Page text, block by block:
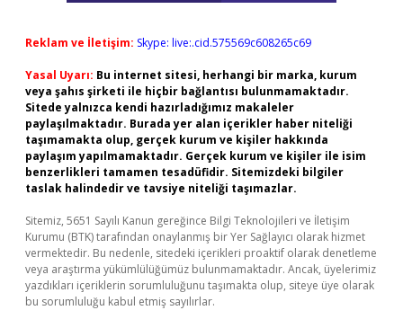
Reklam ve İletişim: Skype: live:.cid.575569c608265c69
Yasal Uyarı: Bu internet sitesi, herhangi bir marka, kurum
veya şahıs şirketi ile hiçbir bağlantısı bulunmamaktadır.
Sitede yalnızca kendi hazırladığımız makaleler
paylaşılmaktadır. Burada yer alan içerikler haber niteliği
taşımamakta olup, gerçek kurum ve kişiler hakkında
paylaşım yapılmamaktadır. Gerçek kurum ve kişiler ile isim
benzerlikleri tamamen tesadüfidir. Sitemizdeki bilgiler
taslak halindedir ve tavsiye niteliği taşımazlar.
Sitemiz, 5651 Sayılı Kanun gereğince Bilgi Teknolojileri ve İletişim
Kurumu (BTK) tarafından onaylanmış bir Yer Sağlayıcı olarak hizmet
vermektedir. Bu nedenle, sitedeki içerikleri proaktif olarak denetleme
veya araştırma yükümlülüğümüz bulunmamaktadır. Ancak, üyelerimiz
yazdıkları içeriklerin sorumluluğunu taşımakta olup, siteye üye olarak
bu sorumluluğu kabul etmiş sayılırlar.